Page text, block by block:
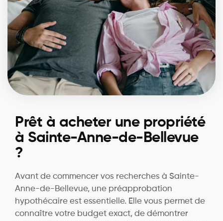
Prêt à acheter une propriété
à Sainte-Anne-de-Bellevue
?
Avant de commencer vos recherches à Sainte-
Anne-de-Bellevue, une préapprobation
hypothécaire est essentielle. Elle vous permet de
connaître votre budget exact, de démontrer